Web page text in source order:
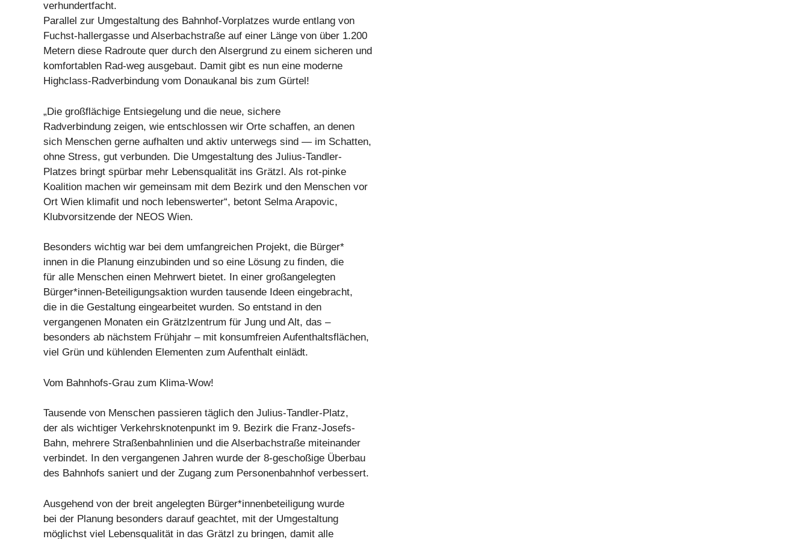
verhundertfacht.
Parallel zur Umgestaltung des Bahnhof-Vorplatzes wurde entlang von
Fuchst-hallergasse und Alserbachstraße auf einer Länge von über 1.200
Metern diese Radroute quer durch den Alsergrund zu einem sicheren und
komfortablen Rad-weg ausgebaut. Damit gibt es nun eine moderne
Highclass-Radverbindung vom Donaukanal bis zum Gürtel!
„Die großflächige Entsiegelung und die neue, sichere
Radverbindung zeigen, wie entschlossen wir Orte schaffen, an denen
sich Menschen gerne aufhalten und aktiv unterwegs sind — im Schatten,
ohne Stress, gut verbunden. Die Umgestaltung des Julius-Tandler-
Platzes bringt spürbar mehr Lebensqualität ins Grätzl. Als rot-pinke
Koalition machen wir gemeinsam mit dem Bezirk und den Menschen vor
Ort Wien klimafit und noch lebenswerter“, betont Selma Arapovic,
Klubvorsitzende der NEOS Wien.
Besonders wichtig war bei dem umfangreichen Projekt, die Bürger*
innen in die Planung einzubinden und so eine Lösung zu finden, die
für alle Menschen einen Mehrwert bietet. In einer großangelegten
Bürger*innen-Beteiligungsaktion wurden tausende Ideen eingebracht,
die in die Gestaltung eingearbeitet wurden. So entstand in den
vergangenen Monaten ein Grätzlzentrum für Jung und Alt, das –
besonders ab nächstem Frühjahr – mit konsumfreien Aufenthaltsflächen,
viel Grün und kühlenden Elementen zum Aufenthalt einlädt.
Vom Bahnhofs-Grau zum Klima-Wow!
Tausende von Menschen passieren täglich den Julius-Tandler-Platz,
der als wichtiger Verkehrsknotenpunkt im 9. Bezirk die Franz-Josefs-
Bahn, mehrere Straßenbahnlinien und die Alserbachstraße miteinander
verbindet. In den vergangenen Jahren wurde der 8-geschoßige Überbau
des Bahnhofs saniert und der Zugang zum Personenbahnhof verbessert.
Ausgehend von der breit angelegten Bürger*innenbeteiligung wurde
bei der Planung besonders darauf geachtet, mit der Umgestaltung
möglichst viel Lebensqualität in das Grätzl zu bringen, damit alle